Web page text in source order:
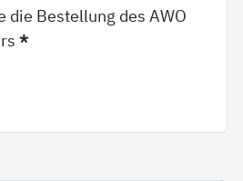
die Bestellung des AWO
*